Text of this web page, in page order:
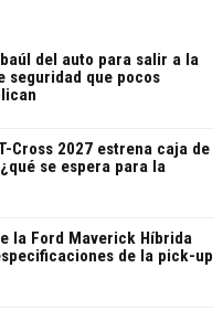
del auto para salir a la
seguridad que pocos
Cross 2027 estrena caja de
se espera para la
la Ford Maverick Híbrida
de la pick-up